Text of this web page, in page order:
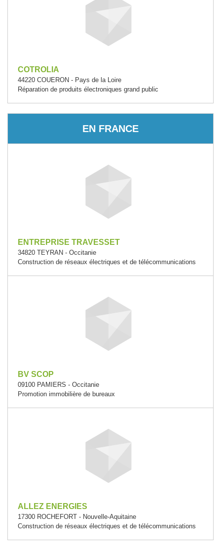
COTROLIA
44220 COUERON - Pays de la Loire
Réparation de produits électroniques grand public
EN FRANCE
ENTREPRISE TRAVESSET
34820 TEYRAN - Occitanie
Construction de réseaux électriques et de télécommunications
BV SCOP
09100 PAMIERS - Occitanie
Promotion immobilière de bureaux
ALLEZ ENERGIES
17300 ROCHEFORT - Nouvelle-Aquitaine
Construction de réseaux électriques et de télécommunications